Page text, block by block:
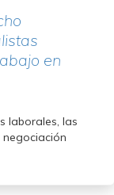
en
laborales, las